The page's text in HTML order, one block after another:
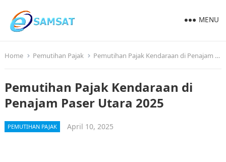
MENU
Home Pemutihan Pajak Pemutihan Pajak Kendaraan di Penajam Paser Utara 2025
Pemutihan Pajak Kendaraan di
Penajam Paser Utara 2025
PEMUTIHAN PAJAK April 10, 2025